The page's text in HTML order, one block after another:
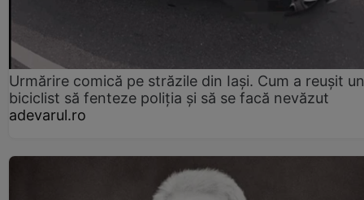
Urmărire comică pe străzile din Iași. Cum a reușit un
biciclist să fenteze poliția și să se facă nevăzut
adevarul.ro